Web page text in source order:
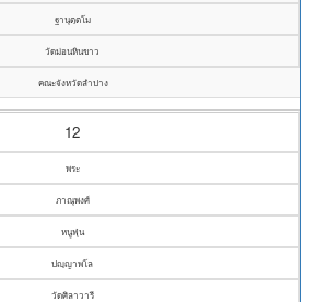
ฐานุตฺตโม
วัดม่อนหินขาว
คณะจังหวัดลำปาง
12
พระ
ภาณุพงศ์
หนูฟุ่น
ปญฺญาพโล
วัดศิลาวารี